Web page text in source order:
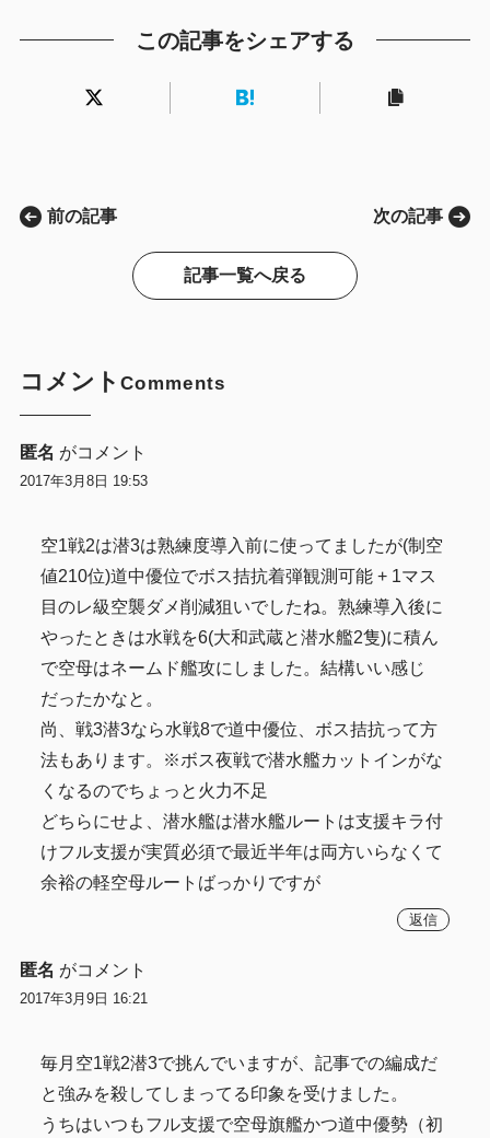
この記事をシェアする
前の記事
記事一覧へ戻る
次の記事
コメント Comments
匿名 がコメント
2017年3月8日 19:53
空1戦2は潜3は熟練度導入前に使ってましたが(制空
値210位)道中優位でボス拮抗着弾観測可能 + 1マス
目のレ級空襲ダメ削減狙いでしたね。熟練導入後に
やったときは水戦を6(大和武蔵と潜水艦2隻)に積ん
で空母はネームド艦攻にしました。結構いい感じ
だったかなと。
尚、戦3潜3なら水戦8で道中優位、ボス拮抗って方
法もあります。※ボス夜戦で潜水艦カットインがな
くなるのでちょっと火力不足
どちらにせよ、潜水艦は潜水艦ルートは支援キラ付
けフル支援が実質必須で最近半年は両方いらなくて
余裕の軽空母ルートばっかりですが
返信
匿名 がコメント
2017年3月9日 16:21
毎月空1戦2潜3で挑んでいますが、記事での編成だ
と強みを殺してしまってる印象を受けました。
うちはいつもフル支援で空母旗艦かつ道中優勢（初